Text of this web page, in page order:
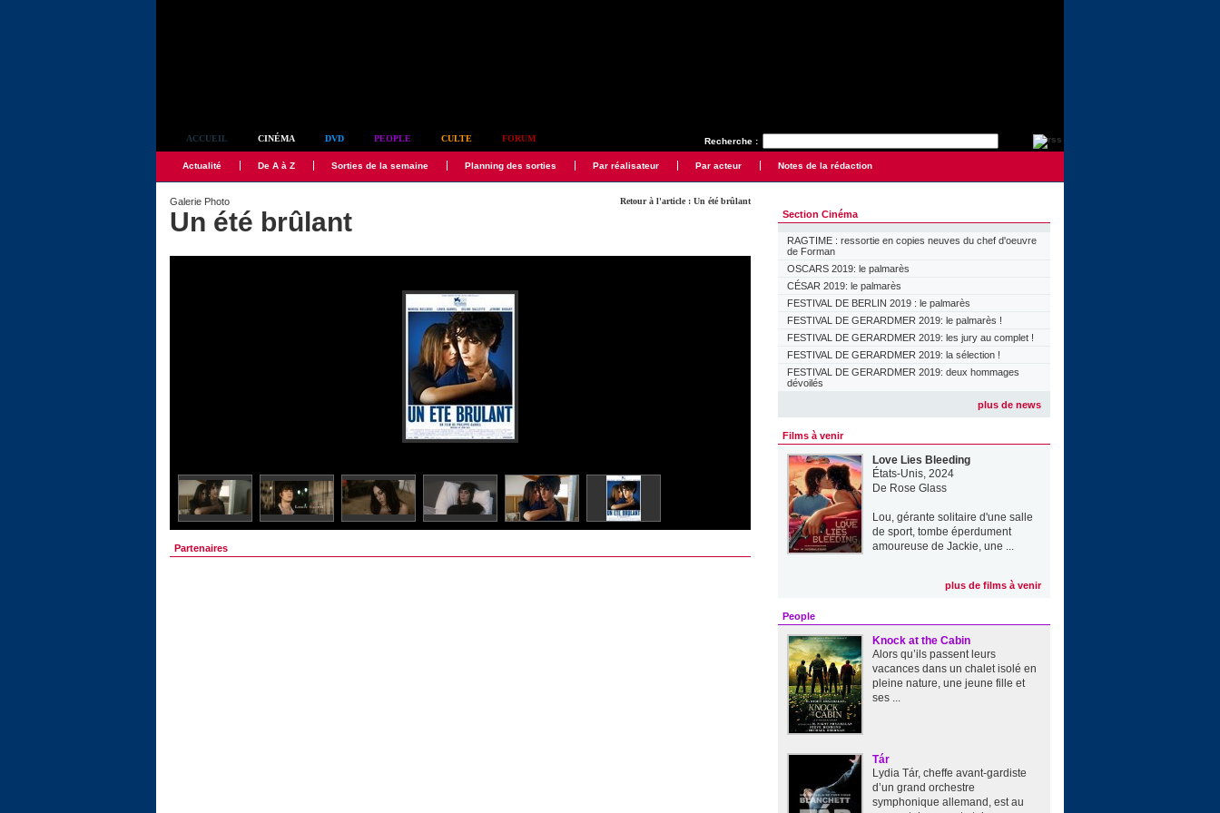
Recherche :
ACCUEIL CINÉMA DVD PEOPLE CULTE FORUM
Actualité De A à Z Sorties de la semaine Planning des sorties Par réalisateur Par acteur Notes de la rédaction
Retour à l'article : Un été brûlant
Galerie Photo
Un été brûlant
Partenaires
Section Cinéma
RAGTIME : ressortie en copies neuves du chef d'oeuvre
de Forman
OSCARS 2019: le palmarès
CÉSAR 2019: le palmarès
FESTIVAL DE BERLIN 2019 : le palmarès
FESTIVAL DE GERARDMER 2019: le palmarès !
FESTIVAL DE GERARDMER 2019: les jury au complet !
FESTIVAL DE GERARDMER 2019: la sélection !
FESTIVAL DE GERARDMER 2019: deux hommages
dévoilés
plus de news
Films à venir
Love Lies Bleeding
États-Unis, 2024
De Rose Glass
Lou, gérante solitaire d'une salle
de sport, tombe éperdument
amoureuse de Jackie, une ...
plus de films à venir
People
Knock at the Cabin
Alors qu’ils passent leurs
vacances dans un chalet isolé en
pleine nature, une jeune fille et
ses ...
Tár
Lydia Tár, cheffe avant-gardiste
d’un grand orchestre
symphonique allemand, est au